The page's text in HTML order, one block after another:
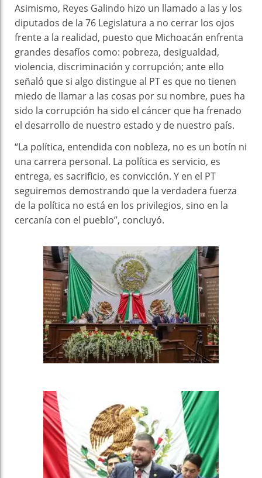
Asimismo, Reyes Galindo hizo un llamado a las y los
diputados de la 76 Legislatura a no cerrar los ojos
frente a la realidad, puesto que Michoacán enfrenta
grandes desafíos como: pobreza, desigualdad,
violencia, discriminación y corrupción; ante ello
señaló que si algo distingue al PT es que no tienen
miedo de llamar a las cosas por su nombre, pues ha
sido la corrupción ha sido el cáncer que ha frenado
el desarrollo de nuestro estado y de nuestro país.
“La política, entendida con nobleza, no es un botín ni
una carrera personal. La política es servicio, es
entrega, es sacrificio, es convicción. Y en el PT
seguiremos demostrando que la verdadera fuerza
de la política no está en los privilegios, sino en la
cercanía con el pueblo”, concluyó.